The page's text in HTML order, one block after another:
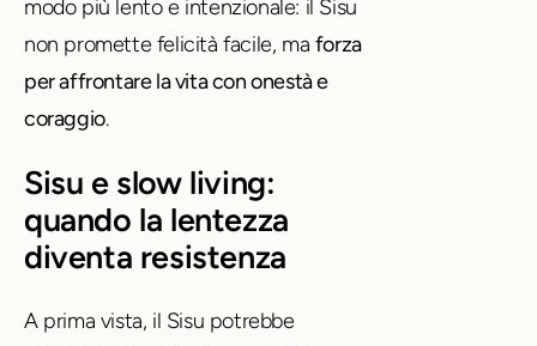
modo più lento e intenzionale: il Sisu
non promette felicità facile, ma forza
per affrontare la vita con onestà e
coraggio.
Sisu e slow living:
quando la lentezza
diventa resistenza
A prima vista, il Sisu potrebbe